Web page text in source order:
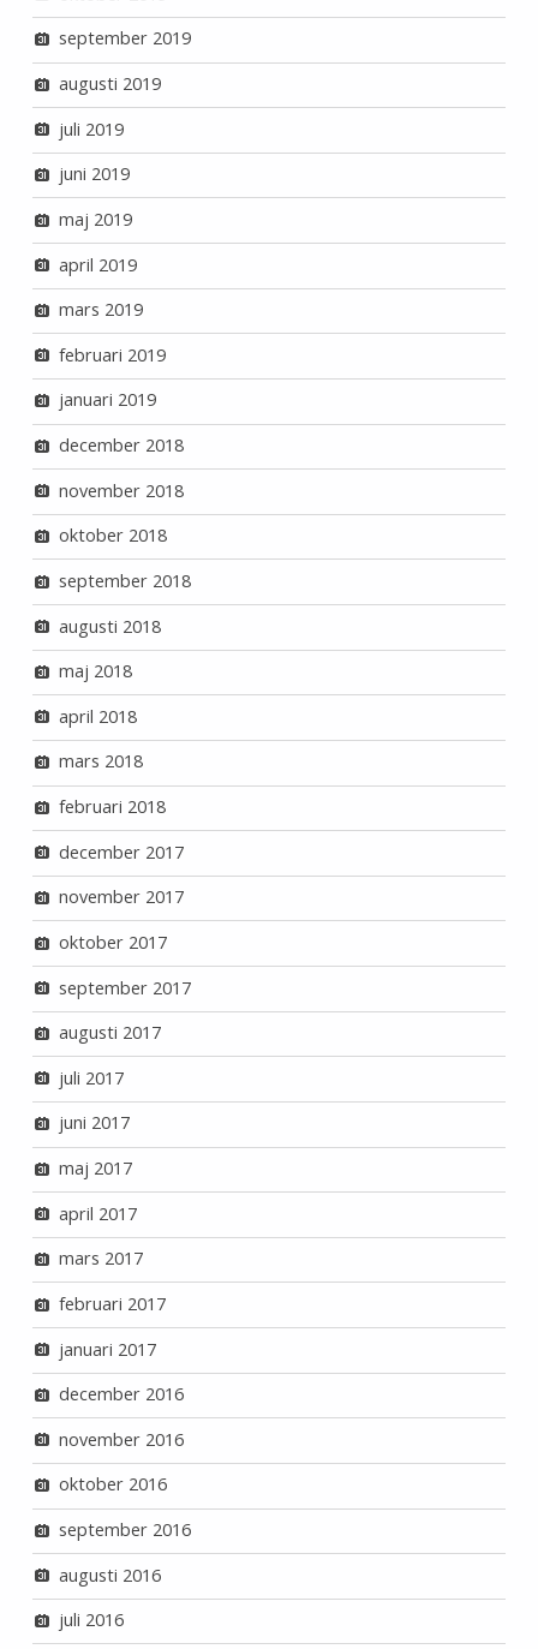
september 2019
augusti 2019
juli 2019
juni 2019
maj 2019
april 2019
mars 2019
februari 2019
januari 2019
december 2018
november 2018
oktober 2018
september 2018
augusti 2018
maj 2018
april 2018
mars 2018
februari 2018
december 2017
november 2017
oktober 2017
september 2017
augusti 2017
juli 2017
juni 2017
maj 2017
april 2017
mars 2017
februari 2017
januari 2017
december 2016
november 2016
oktober 2016
september 2016
augusti 2016
juli 2016